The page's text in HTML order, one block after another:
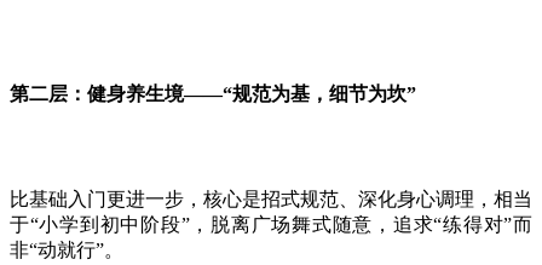
第二层：健身养生境——“规范为基，细节为坎”
比基础入门更进一步，核心是招式规范、深化身心调理，相当
于“小学到初中阶段”，脱离广场舞式随意，追求“练得对”而
非“动就行”。